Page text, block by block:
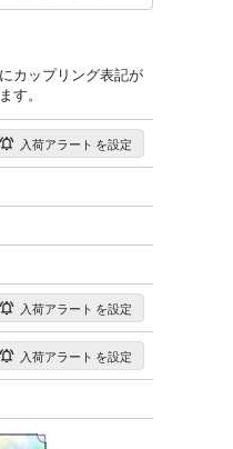
カップリング表記が
す。
入荷アラート を設定
入荷アラート を設定
入荷アラート を設定